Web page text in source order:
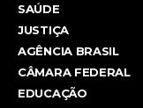
SAÚDE
JUSTIÇA
AGÊNCIA BRASIL
CÂMARA FEDERAL
EDUCAÇÃO